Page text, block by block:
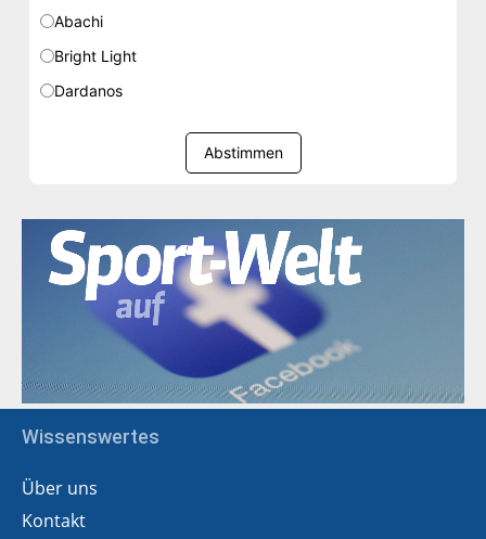
Abachi
Bright Light
Dardanos
Abstimmen
Wissenswertes
Über uns
Kontakt